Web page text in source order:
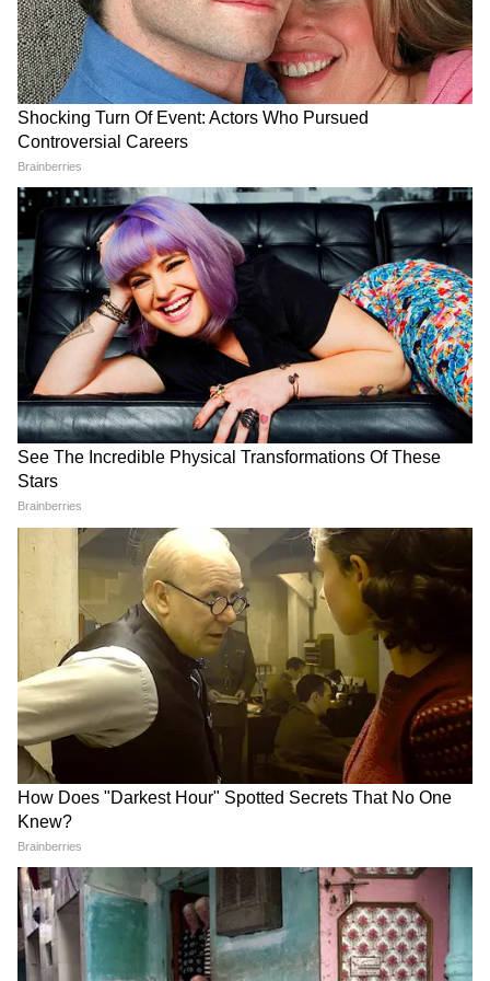
यह भी पढ़ें:कौन है पी.वी. कुलकर्णी? जिसे CBI ने
बताया NEET पेपर लीक का 'मास्टरमाइंड'!